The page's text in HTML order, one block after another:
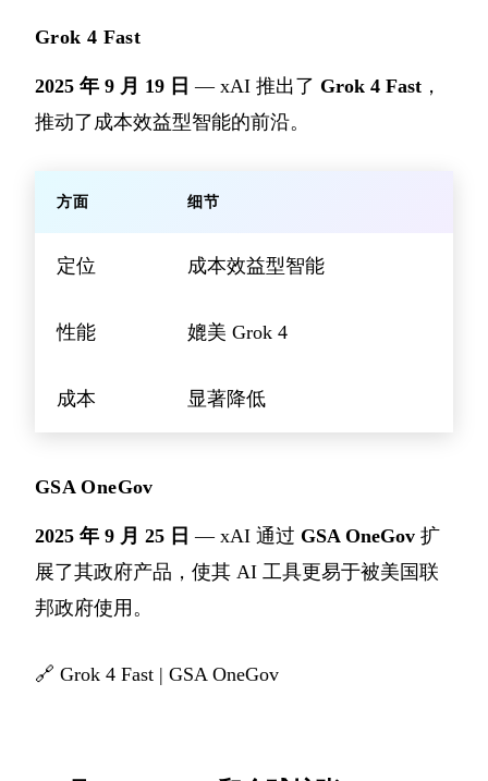
Grok 4 Fast
2025 年 9 月 19 日 — xAI 推出了 Grok 4 Fast ，
推动了成本效益型智能的前沿。
方面 细节
定位 成本效益型智能
性能 媲美 Grok 4
成本 显著降低
GSA OneGov
2025 年 9 月 25 日 — xAI 通过 GSA OneGov 扩
展了其政府产品，使其 AI 工具更易于被美国联
邦政府使用。
🔗 Grok 4 Fast | GSA OneGov